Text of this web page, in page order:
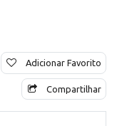
Adicionar Favorito
Compartilhar